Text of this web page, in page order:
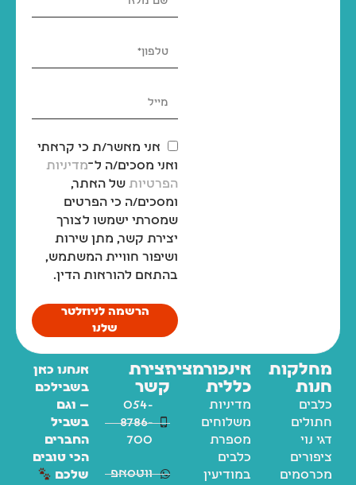
אני מאשר/ת כי קראתי
ואני מסכים/ה ל־מדיניות
הפרטיות של האתר,
ומסכים/ה כי הפרטים
שמסרתי ישמשו לצורך
יצירת קשר, מתן שירות
ושיפור חוויית המשתמש,
בהתאם להוראות הדין.
הרשמה לניוזלטר
שלנו
מחלקות
חנות
כלבים
חתולים
דגי נוי
ציפורים
מכרסמים
אינפורמציה
כללית
מדיניות
משלוחים
מספרת
כלבים
במודיעין
יצירת
קשר
054-
8786-
700
ווטסאפ
אנחנו כאן
בשבילכם
— וגם
בשביל
החברים
הכי טובים
שלכם